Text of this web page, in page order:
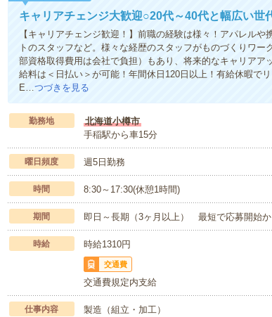
キャリアチェンジ大歓迎○20代～40代と幅広い世
【キャリアチェンジ歓迎！】前職の経験は様々！アパレル
トのスタッフなど。様々な経歴のスタッフがものづくりワ
部資格取得費用は会社で負担）もあり、将来的なキャリア
給料は＜日払い＞が可能！年間休日120日以上！有給休暇で
E… つづきを見る
勤務地
北海道小樽市
手稲駅から車15分
曜日頻度 週5日勤務
時間 8:30～17:30(休憩1時間)
期間 即日～長期（3ヶ月以上） 最短で応募開始か
時給 時給1310円
交通費
交通費規定内支給
仕事内容
製造（組立・加工）